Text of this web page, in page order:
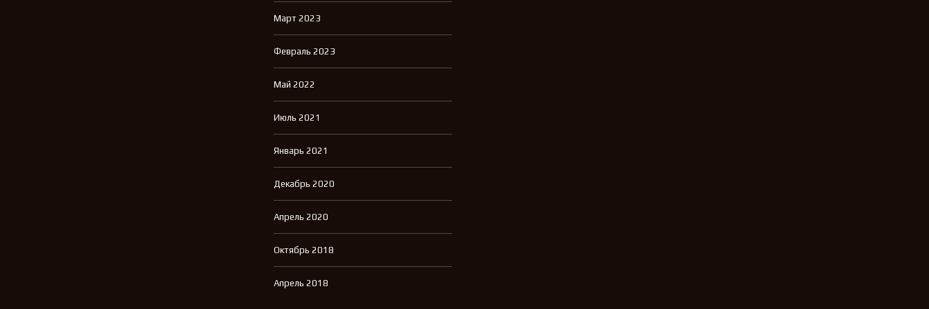
Март 2023
Февраль 2023
Май 2022
Июль 2021
Январь 2021
Декабрь 2020
Апрель 2020
Октябрь 2018
Апрель 2018